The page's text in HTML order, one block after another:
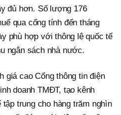
đủ hơn. Số lượng 176
qua cổng tính đến tháng
phù hợp với thông lệ quốc tế
ngân sách nhà nước.
giá cao Cổng thông tin điện
doanh TMĐT, tạo kênh
trung cho hàng trăm nghìn